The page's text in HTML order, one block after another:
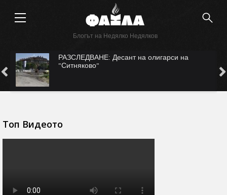
Блогът на Недялко Недялков
РАЗСЛЕДВАНЕ: Десант на олигарси на
"Ситняково"
Топ Видеото